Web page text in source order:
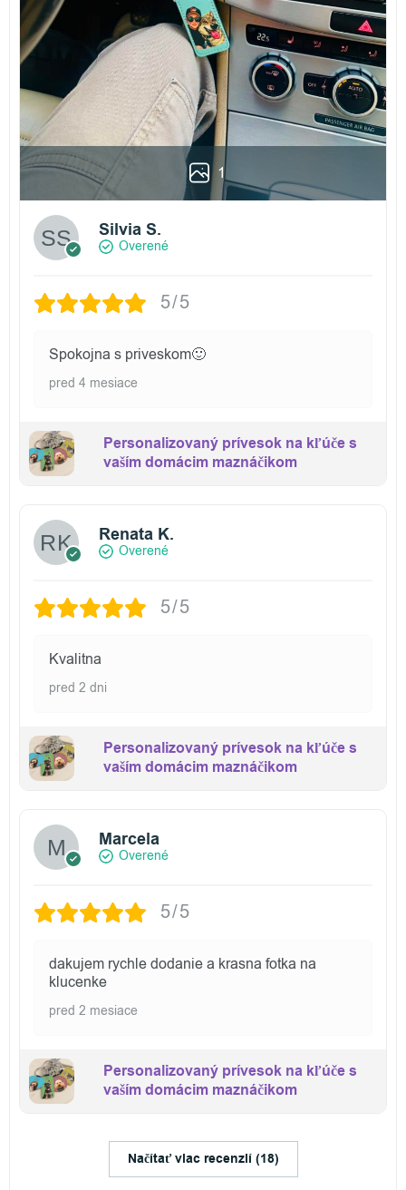
1
Silvia S.
Overené
5/5
Spokojna s priveskom🙂
pred 4 mesiace
Personalizovaný prívesok na kľúče s
vaším domácim maznáčikom
Renata K.
Overené
5/5
Kvalitna
pred 2 dni
Personalizovaný prívesok na kľúče s
vaším domácim maznáčikom
Marcela
Overené
5/5
dakujem rychle dodanie a krasna fotka na
klucenke
pred 2 mesiace
Personalizovaný prívesok na kľúče s
vaším domácim maznáčikom
Načítať viac recenzií (18)